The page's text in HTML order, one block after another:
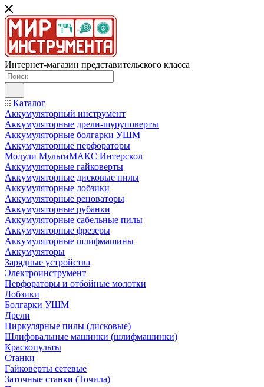
Интернет-магазин представительского класса
Каталог
Аккумуляторный инструмент
Аккумуляторные дрели-шуруповерты
Аккумуляторные болгарки УШМ
Аккумуляторные перфораторы
Модули МультиМАКС Интерскол
Аккумуляторные гайковерты
Аккумуляторные дисковые пилы
Аккумуляторные лобзики
Аккумуляторные реноваторы
Аккумуляторные рубанки
Аккумуляторные сабельные пилы
Аккумуляторные фрезеры
Аккумуляторные шлифмашины
Аккумуляторы
Зарядные устройства
Электроинструмент
Перфораторы и отбойные молотки
Лобзики
Болгарки УШМ
Дрели
Циркулярные пилы (дисковые)
Шлифовальные машинки (шлифмашинки)
Краскопульты
Станки
Гайковерты сетевые
Заточные станки (Точила)